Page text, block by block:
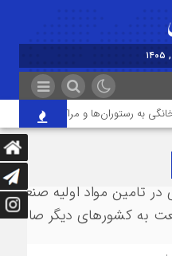
به رستوران‌ها و مراکز عرضه غذا